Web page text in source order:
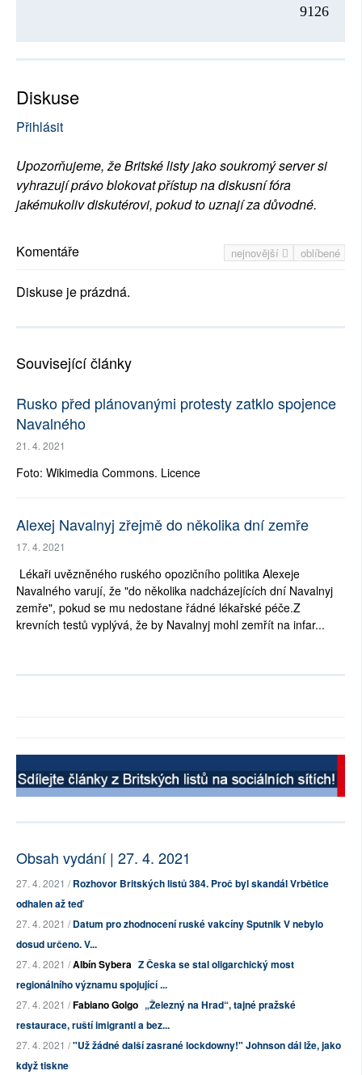
9126
Diskuse
Přihlásit
Upozorňujeme, že Britské listy jako soukromý server si
vyhrazují právo blokovat přístup na diskusní fóra
jakémukoliv diskutérovi, pokud to uznají za důvodné.
nejnovější oblíbené
Komentáře
Diskuse je prázdná.
Související články
Rusko před plánovanými protesty zatklo spojence
Navalného
21. 4. 2021
Foto: Wikimedia Commons. Licence
Alexej Navalnyj zřejmě do několika dní zemře
17. 4. 2021
Lékaři uvězněného ruského opozičního politika Alexeje
Navalného varují, že "do několika nadcházejících dní Navalnyj
zemře", pokud se mu nedostane řádné lékařské péče.Z
krevních testů vyplývá, že by Navalnyj mohl zemřít na infar...
Obsah vydání | 27. 4. 2021
27. 4. 2021 /Rozhovor Britských listů 384. Proč byl skandál Vrbětice
odhalen až teď
27. 4. 2021 /Datum pro zhodnocení ruské vakcíny Sputnik V nebylo
dosud určeno. V...
27. 4. 2021 /Albín Sybera Z Česka se stal oligarchický most
regionálního významu spojující ...
27. 4. 2021 /Fabiano Golgo „Železný na Hrad“, tajné pražské
restaurace, ruští imigranti a bez...
27. 4. 2021 /"Už žádné další zasrané lockdowny!" Johnson dál lže, jako
když tiskne